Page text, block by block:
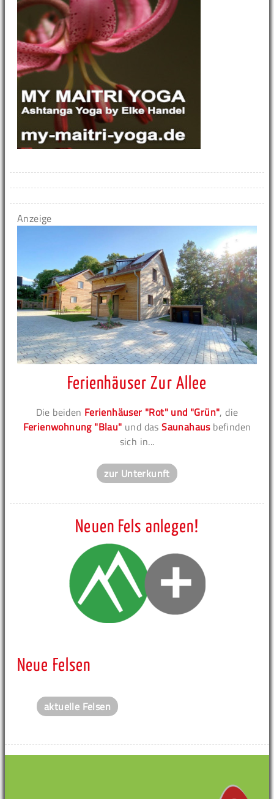
Anzeige
Ferienhäuser Zur Allee
Die beiden Ferienhäuser "Rot" und "Grün", die
Ferienwohnung "Blau" und dasSaunahausbefinden
sich in...
zur Unterkunft
Neuen Fels anlegen!
Neue Felsen
aktuelle Felsen